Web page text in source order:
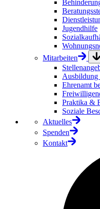
Jugendhilfe
Mitarbeiten
Ausbildung
Ehrenamt
Praktika &
Soziale
Aktuelles
Spenden
Kontakt